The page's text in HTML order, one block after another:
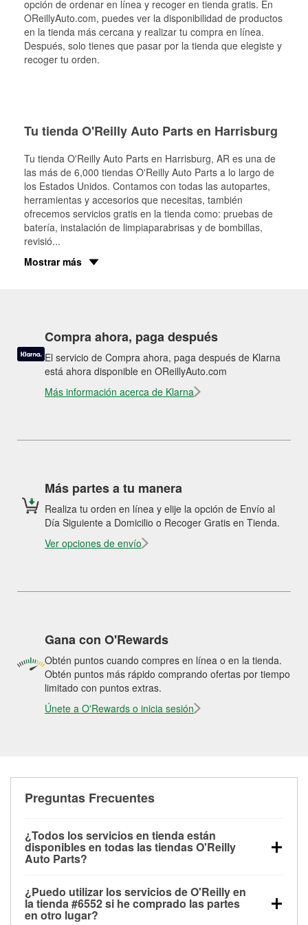
opción de ordenar en línea y recoger en tienda gratis. En
OReillyAuto.com, puedes ver la disponibilidad de productos
en la tienda más cercana y realizar tu compra en línea.
Después, solo tienes que pasar por la tienda que elegiste y
recoger tu orden.
Tu tienda O'Reilly Auto Parts en Harrisburg
Tu tienda O'Reilly Auto Parts en Harrisburg, AR es una de
las más de 6,000 tiendas O'Reilly Auto Parts a lo largo de
los Estados Unidos. Contamos con todas las autopartes,
herramientas y accesorios que necesitas, también
ofrecemos servicios gratis en la tienda como: pruebas de
batería, instalación de limpiaparabrisas y de bombillas,
revisió...
Mostrar más
Compra ahora, paga después
El servicio de Compra ahora, paga después de Klarna
está ahora disponible en OReillyAuto.com
Más información acerca de Klarna
Más partes a tu manera
Realiza tu orden en línea y elije la opción de Envío al
Día Siguiente a Domicilio o Recoger Gratis en Tienda.
Ver opciones de envío
Gana con O'Rewards
Obtén puntos cuando compres en línea o en la tienda.
Obtén puntos más rápido comprando ofertas por tiempo
limitado con puntos extras.
Únete a O'Rewards o inicia sesión
Preguntas Frecuentes
¿Todos los servicios en tienda están
disponibles en todas las tiendas O'Reilly
Auto Parts?
las pruebas de batería, pruebas de alternador y
motor de arranque, revisión de la luz “Check Engine”
¿Puedo utilizar los servicios de O'Reilly en
la tienda #6552 si he comprado las partes
en otro lugar?